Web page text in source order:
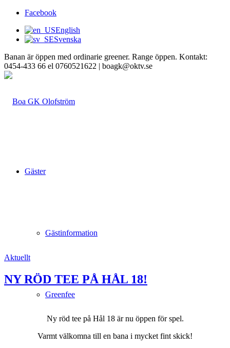
Facebook
English
Svenska
Banan är öppen med ordinarie greener. Range öppen. Kontakt:
0454-433 66 el 0760521622 | boagk@oktv.se
Gäster
Gästinformation
Greenfee
Aktuellt
NY RÖD TEE PÅ HÅL 18!
Ny röd tee på Hål 18 är nu öppen för spel.
Varmt välkomna till en bana i mycket fint skick!